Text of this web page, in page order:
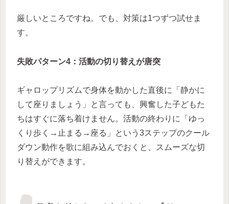
厳しいところですね。でも、対策は1つずつ試せま
す。
失敗パターン4：活動の切り替えが唐突
ギャロップリズムで身体を動かした直後に「静かに
して座りましょう」と言っても、興奮した子どもた
ちはすぐに落ち着けません。活動の終わりに「ゆっ
くり歩く→止まる→座る」という3ステップのクール
ダウン動作を歌に組み込んでおくと、スムーズな切
り替えができます。